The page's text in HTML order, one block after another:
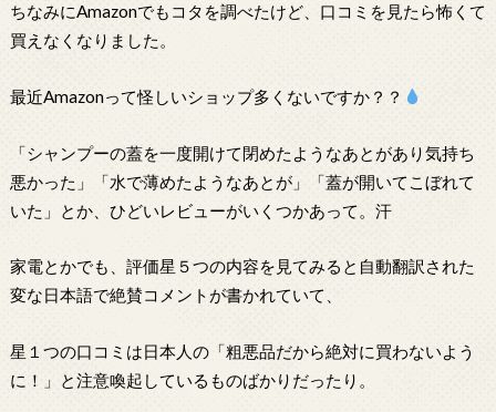
ちなみにAmazonでもコタを調べたけど、口コミを見たら怖くて
買えなくなりました。
最近Amazonって怪しいショップ多くないですか？？
「シャンプーの蓋を一度開けて閉めたようなあとがあり気持ち
悪かった」「水で薄めたようなあとが」「蓋が開いてこぼれて
いた」とか、ひどいレビューがいくつかあって。汗
家電とかでも、評価星５つの内容を見てみると自動翻訳された
変な日本語で絶賛コメントが書かれていて、
星１つの口コミは日本人の「粗悪品だから絶対に買わないよう
に！」と注意喚起しているものばかりだったり。